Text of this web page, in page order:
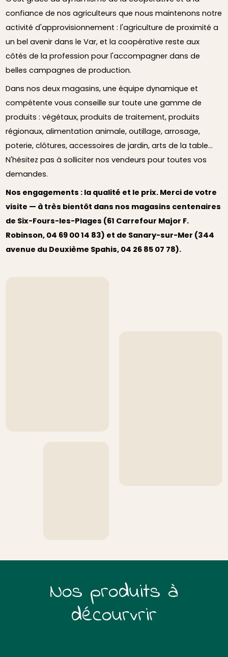
confiance de nos agriculteurs que nous maintenons notre
activité d'approvisionnement : l'agriculture de proximité a
un bel avenir dans le Var, et la coopérative reste aux
côtés de la profession pour l'accompagner dans de
belles campagnes de production.
Dans nos deux magasins, une équipe dynamique et
compétente vous conseille sur toute une gamme de
produits : végétaux, produits de traitement, produits
régionaux, alimentation animale, outillage, arrosage,
poterie, clôtures, accessoires de jardin, arts de la table…
N'hésitez pas à solliciter nos vendeurs pour toutes vos
demandes.
Nos engagements : la qualité et le prix. Merci de votre
visite — à très bientôt dans nos magasins centenaires
de Six-Fours-les-Plages (61 Carrefour Major F.
Robinson, 04 69 00 14 83) et de Sanary-sur-Mer (344
avenue du Deuxième Spahis, 04 26 85 07 78).
Nos produits à
décourvrir